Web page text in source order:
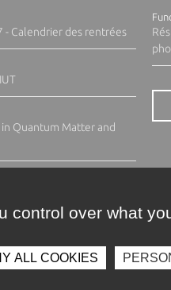
Calendrier des rentrées
Quantum Matter and
control over what
ALL COOKIES